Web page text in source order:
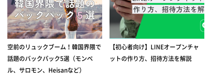
空前のリュックブーム！韓国界隈で
話題のバックパック5選（モンベ
ル、サロモン、Heisanなど）
【初心者向け】LINEオープンチャ
ットの作り方、招待方法を解説